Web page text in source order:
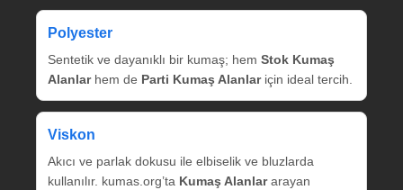
Polyester
Sentetik ve dayanıklı bir kumaş; hem Stok Kumaş
Alanlarhem de Parti Kumaş Alanlariçin ideal tercih.
Viskon
Akıcı ve parlak dokusu ile elbiselik ve bluzlarda
kullanılır. kumas.org’ta Kumaş Alanlararayan